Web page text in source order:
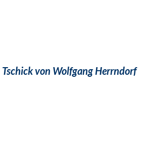
Tschick von Wolfgang Herrndorf